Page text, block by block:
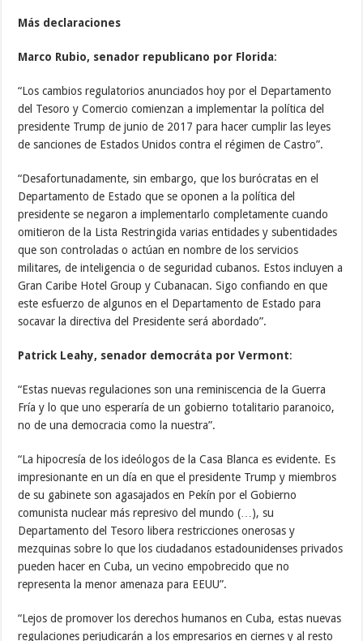
Más declaraciones
Marco Rubio, senador republicano por Florida:
“Los cambios regulatorios anunciados hoy por el Departamento
del Tesoro y Comercio comienzan a implementar la política del
presidente Trump de junio de 2017 para hacer cumplir las leyes
de sanciones de Estados Unidos contra el régimen de Castro”.
“Desafortunadamente, sin embargo, que los burócratas en el
Departamento de Estado que se oponen a la política del
presidente se negaron a implementarlo completamente cuando
omitieron de la Lista Restringida varias entidades y subentidades
que son controladas o actúan en nombre de los servicios
militares, de inteligencia o de seguridad cubanos. Estos incluyen a
Gran Caribe Hotel Group y Cubanacan. Sigo confiando en que
este esfuerzo de algunos en el Departamento de Estado para
socavar la directiva del Presidente será abordado”.
Patrick Leahy, senador democráta por Vermont:
“Estas nuevas regulaciones son una reminiscencia de la Guerra
Fría y lo que uno esperaría de un gobierno totalitario paranoico,
no de una democracia como la nuestra”.
“La hipocresía de los ideólogos de la Casa Blanca es evidente. Es
impresionante en un día en que el presidente Trump y miembros
de su gabinete son agasajados en Pekín por el Gobierno
comunista nuclear más represivo del mundo (…), su
Departamento del Tesoro libera restricciones onerosas y
mezquinas sobre lo que los ciudadanos estadounidenses privados
pueden hacer en Cuba, un vecino empobrecido que no
representa la menor amenaza para EEUU”.
“Lejos de promover los derechos humanos en Cuba, estas nuevas
regulaciones perjudicarán a los empresarios en ciernes y al resto